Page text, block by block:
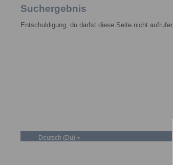
Suchergebnis
Entschuldigung, du darfst diese Seite nicht
Deutsch (Du)